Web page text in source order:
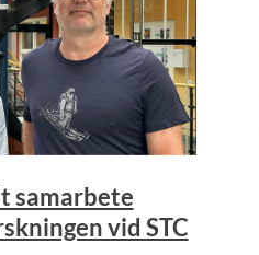
samarbete
vid STC